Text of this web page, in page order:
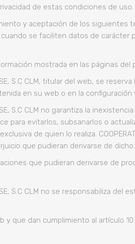
de estas condiciones de uso.
y aceptación de los
se faciliten datos de
mostrada en las páginas
S.C CLM, titular del web, se
en su web o en la
S.C CLM no garantiza la
para evitarlos, subsanarlos o
de quien lo realiza.
que pudieran derivarse de
que pudieran derivarse de
S.C CLM no se
que dan cumplimiento al artículo